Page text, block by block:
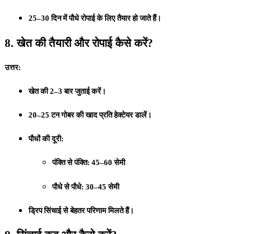
25–30 दिन में पौधे रोपाई के लिए तैयार हो जाते हैं।
8. खेत की तैयारी और रोपाई कैसे करें?
उत्तर:
खेत की 2–3 बार जुताई करें।
20–25 टन गोबर की खाद प्रति हेक्टेयर डालें।
पौधों की दूरी:
पंक्ति से पंक्ति: 45–60 सेमी
पौधे से पौधे: 30–45 सेमी
ड्रिप सिंचाई से बेहतर परिणाम मिलते हैं।